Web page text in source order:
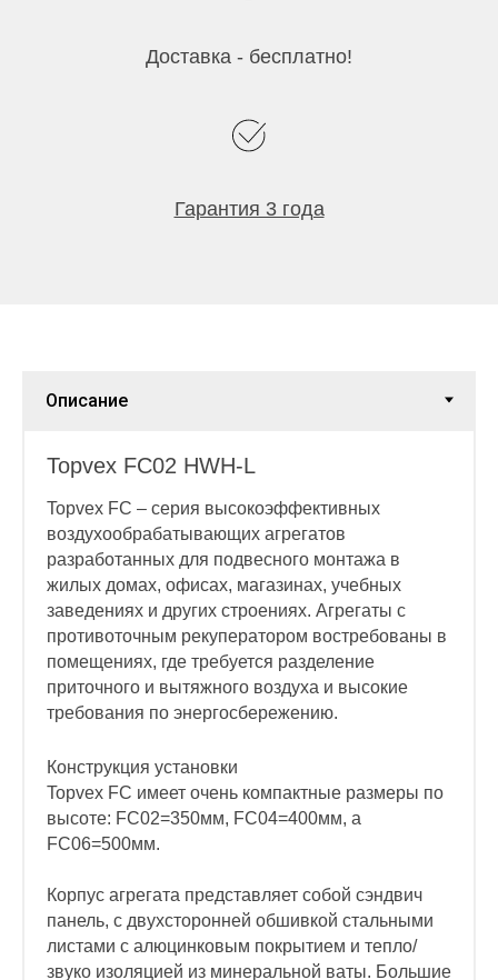
Доставка - бесплатно!
Гарантия 3 года
Topvex FC02 HWH-L
Topvex FC – серия высокоэффективных
воздухообрабатывающих агрегатов
разработанных для подвесного монтажа в
жилых домах, офисах, магазинах, учебных
заведениях и других строениях. Агрегаты с
противоточным рекуператором востребованы в
помещениях, где требуется разделение
приточного и вытяжного воздуха и высокие
требования по энергосбережению.
Конструкция установки
Topvex FC имеет очень компактные размеры по
высоте: FC02=350мм, FC04=400мм, а
FC06=500мм.
Корпус агрегата представляет собой сэндвич
панель, с двухсторонней обшивкой стальными
листами с алюцинковым покрытием и тепло/
звуко изоляцией из минеральной ваты. Большие